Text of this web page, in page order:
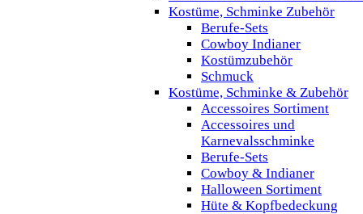
Kostüme, Schminke Zubehör
Berufe-Sets
Cowboy Indianer
Kostümzubehör
Schmuck
Kostüme, Schminke & Zubehör
Accessoires Sortiment
Accessoires und
Karnevalsschminke
Berufe-Sets
Cowboy & Indianer
Halloween Sortiment
Hüte & Kopfbedeckung